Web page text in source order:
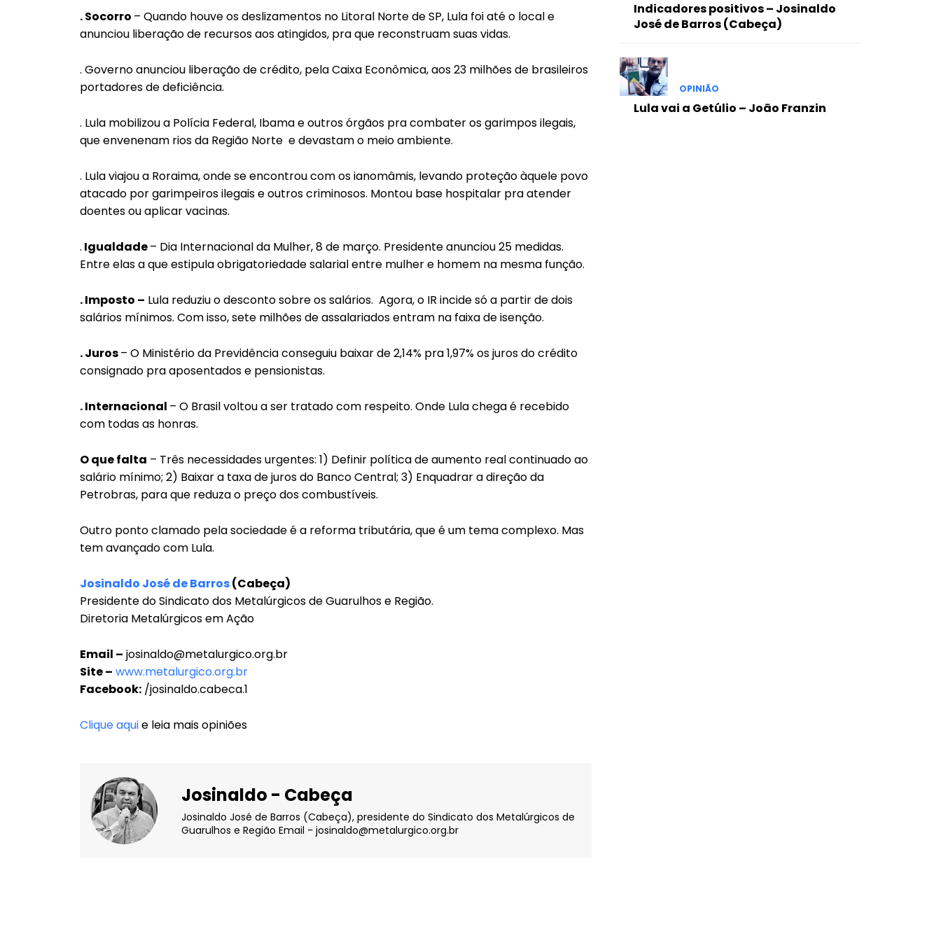
. Socorro – Quando houve os deslizamentos no Litoral Norte de SP, Lula foi até o local e
anunciou liberação de recursos aos atingidos, pra que reconstruam suas vidas.
. Governo anunciou liberação de crédito, pela Caixa Econômica, aos 23 milhões de brasileiros
portadores de deficiência.
. Lula mobilizou a Polícia Federal, Ibama e outros órgãos pra combater os garimpos ilegais,
que envenenam rios da Região Norte e devastam o meio ambiente.
. Lula viajou a Roraima, onde se encontrou com os ianomâmis, levando proteção àquele povo
atacado por garimpeiros ilegais e outros criminosos. Montou base hospitalar pra atender
doentes ou aplicar vacinas.
. Igualdade– Dia Internacional da Mulher, 8 de março. Presidente anunciou 25 medidas.
Entre elas a que estipula obrigatoriedade salarial entre mulher e homem na mesma função.
. Imposto – Lula reduziu o desconto sobre os salários. Agora, o IR incide só a partir de dois
salários mínimos. Com isso, sete milhões de assalariados entram na faixa de isenção.
. Juros– O Ministério da Previdência conseguiu baixar de 2,14% pra 1,97% os juros do crédito
consignado pra aposentados e pensionistas.
. Internacional – O Brasil voltou a ser tratado com respeito. Onde Lula chega é recebido
com todas as honras.
O que falta – Três necessidades urgentes: 1) Definir política de aumento real continuado ao
salário mínimo; 2) Baixar a taxa de juros do Banco Central; 3) Enquadrar a direção da
Petrobras, para que reduza o preço dos combustíveis.
Outro ponto clamado pela sociedade é a reforma tributária, que é um tema complexo. Mas
tem avançado com Lula.
Josinaldo José de Barros(Cabeça)
Presidente do Sindicato dos Metalúrgicos de Guarulhos e Região.
Diretoria Metalúrgicos em Ação
Email – josinaldo@metalurgico.org.br
Site – www.metalurgico.org.br
Facebook: /josinaldo.cabeca.1
Clique aquie leia mais opiniões
Josinaldo - Cabeça
Josinaldo José de Barros (Cabeça), presidente do Sindicato dos Metalúrgicos de
Guarulhos e Região Email - josinaldo@metalurgico.org.br
Indicadores positivos – Josinaldo
José de Barros (Cabeça)
OPINIÃO
Lula vai a Getúlio – João Franzin